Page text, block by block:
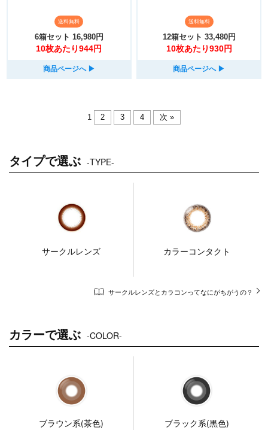
送料無料
6箱セット 16,980円
10枚あたり944円
商品ページへ ▶︎
送料無料
12箱セット 33,480円
10枚あたり930円
商品ページへ ▶︎
1 2 3 4 次 »
タイプで選ぶ -TYPE-
サークルレンズ カラーコンタクト
サークルレンズとカラコンってなにがちがうの？
カラーで選ぶ -COLOR-
ブラウン系(茶色) ブラック系(黒色)